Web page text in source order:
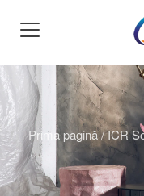
Prima pagină/ICR